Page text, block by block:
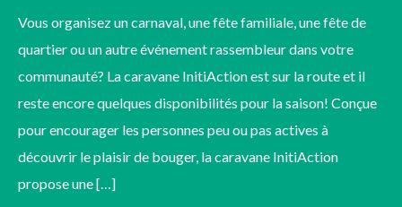
Vous organisez un carnaval, une fête familiale, une fête de
quartier ou un autre événement rassembleur dans votre
communauté? La caravane InitiAction est sur la route et il
reste encore quelques disponibilités pour la saison! Conçue
pour encourager les personnes peu ou pas actives à
découvrir le plaisir de bouger, la caravane InitiAction
propose une […]